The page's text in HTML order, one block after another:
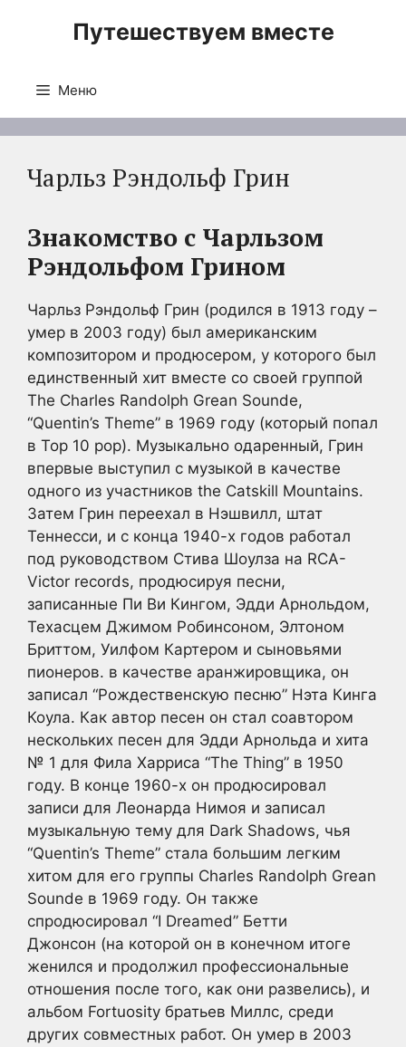
Путешествуем вместе
Меню
Чарльз Рэндольф Грин
Знакомство с Чарльзом
Рэндольфом Грином
Чарльз Рэндольф Грин (родился в 1913 году –
умер в 2003 году) был американским
композитором и продюсером, у которого был
единственный хит вместе со своей группой
The Charles Randolph Grean Sounde,
“Quentin’s Theme” в 1969 году (который попал
в Top 10 pop). Музыкально одаренный, Грин
впервые выступил с музыкой в качестве
одного из участников the Catskill Mountains.
Затем Грин переехал в Нэшвилл, штат
Теннесси, и с конца 1940-х годов работал
под руководством Стива Шоулза на RCA-
Victor records, продюсируя песни,
записанные Пи Ви Кингом, Эдди Арнольдом,
Техасцем Джимом Робинсоном, Элтоном
Бриттом, Уилфом Картером и сыновьями
пионеров. в качестве аранжировщика, он
записал “Рождественскую песню” Нэта Кинга
Коула. Как автор песен он стал соавтором
нескольких песен для Эдди Арнольда и хита
№ 1 для Фила Харриса “The Thing” в 1950
году. В конце 1960-х он продюсировал
записи для Леонарда Нимоя и записал
музыкальную тему для Dark Shadows, чья
“Quentin’s Theme” стала большим легким
хитом для его группы Charles Randolph Grean
Sounde в 1969 году. Он также
спродюсировал “I Dreamed” Бетти
Джонсон (на которой он в конечном итоге
женился и продолжил профессиональные
отношения после того, как они развелись), и
альбом Fortuosity братьев Миллс, среди
других совместных работ. Он умер в 2003